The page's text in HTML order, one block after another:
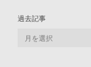
過去記事